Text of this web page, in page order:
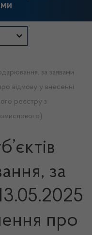
за заявами
відмову у внесенні
реєстру з
за
про